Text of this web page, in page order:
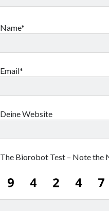
Name*
Email*
Deine Website
The Biorobot Test – Note the